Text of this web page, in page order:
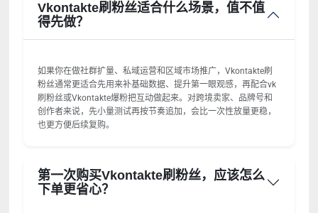
Vkontakte刷粉丝适合什么场景，值不值
得先做？
如果你在做社群扩量、私域运营和区域市场推广，Vkontakte刷
粉丝通常更适合先用来补基础数据、提升第一眼观感，再配合vk
刷粉丝或Vkontakte爆粉把互动做起来。对跨境卖家、品牌号和
创作者来说，先小量测试再按节奏追加，会比一次性放量更稳，
也更方便后续复购。
第一次购买Vkontakte刷粉丝，应该怎么
下单更省心？